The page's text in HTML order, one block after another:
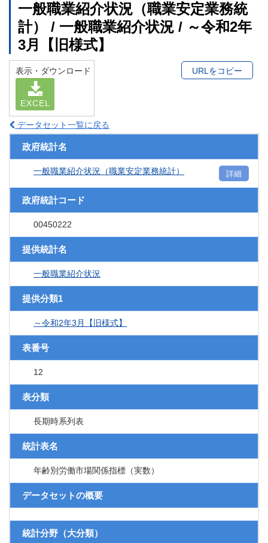
一般職業紹介状況（職業安定業務統
計） / 一般職業紹介状況 / ～令和2年
3月【旧様式】
表示・ダウンロード
EXCEL
URLをコピー
データセット一覧に戻る
政府統計名
一般職業紹介状況（職業安定業務統計） 詳細
政府統計コード
00450222
提供統計名
一般職業紹介状況
提供分類1
～令和2年3月【旧様式】
表番号
12
表分類
長期時系列表
統計表名
年齢別労働市場関係指標（実数）
データセットの概要
統計分野（大分類）